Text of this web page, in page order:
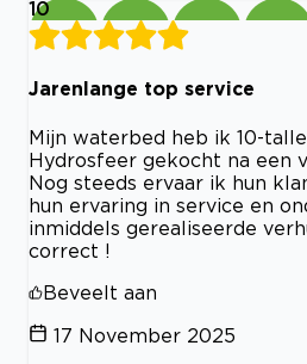
10
Jarenlange top service
Mijn waterbed heb ik 10-
Hydrosfeer gekocht na een
Nog steeds ervaar ik hun
hun ervaring in service en
inmiddels gerealiseerde
correct !
Beveelt aan
17 November 2025